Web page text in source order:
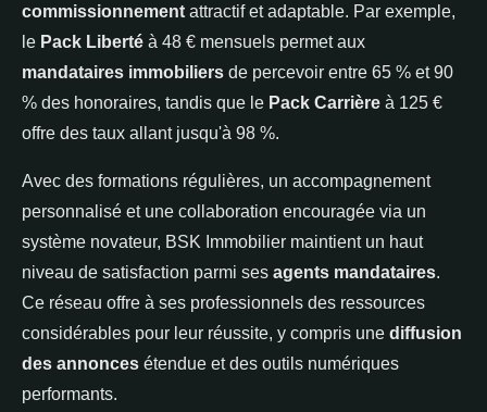
commissionnement attractif et adaptable. Par exemple,
le Pack Liberté à 48 € mensuels permet aux
mandataires immobiliers de percevoir entre 65 % et 90
% des honoraires, tandis que le Pack Carrière à 125 €
offre des taux allant jusqu'à 98 %.
Avec des formations régulières, un accompagnement
personnalisé et une collaboration encouragée via un
système novateur, BSK Immobilier maintient un haut
niveau de satisfaction parmi ses agents mandataires.
Ce réseau offre à ses professionnels des ressources
considérables pour leur réussite, y compris une diffusion
des annonces étendue et des outils numériques
performants.